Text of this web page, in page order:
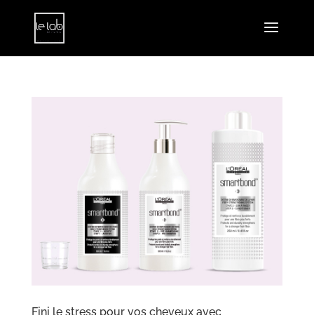
Fini le stress pour vos cheveux avec